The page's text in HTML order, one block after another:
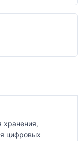
хранения,
цифровых